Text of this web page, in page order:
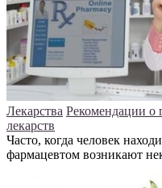
Лекарства Рекомендации о
лекарств
Часто, когда человек
фармацевтом возникают